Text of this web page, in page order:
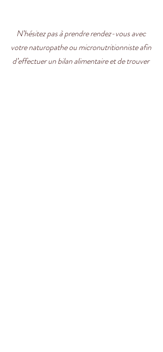
N’hésitez pas à prendre rendez-vous avec
votre naturopathe ou micronutritionniste afin
d’effectuer un bilan alimentaire et de trouver